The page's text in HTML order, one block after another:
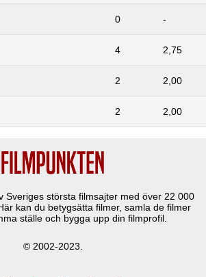
0 -
4 2,75
2 2,00
2 2,00
Sveriges största filmsajter med över 22 000
kan du betygsätta filmer, samla de filmer
ställe och bygga upp din filmprofil.
© 2002-2023.